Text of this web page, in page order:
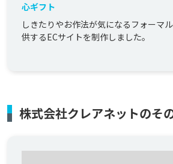
心ギフト
しきたりやお作法が気になるフォーマ
供するECサイトを制作しました。
株式会社クレアネットのそ